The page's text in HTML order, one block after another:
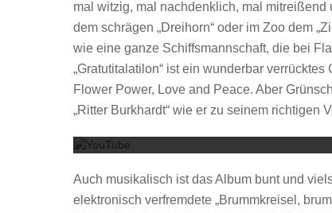
mal witzig, mal nachdenklich, mal
dem schrägen „Dreihorn“ oder im Zoo dem
wie eine ganze Schiffsmannschaft, die bei
„Gratutitalatilon“ ist ein wunderbar
Flower Power, Love and Peace. Aber
„Ritter Burkhardt“ wie er zu seinem richtigen
Auch musikalisch ist das Album bunt und
elektronisch verfremdete „Brummkreisel,